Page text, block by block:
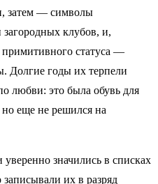
затем — символы
загородных клубов, и,
статуса —
Долгие годы их терпели
любви: это была обувь для
но еще не решился на
уверенно значились в списках
их в разряд